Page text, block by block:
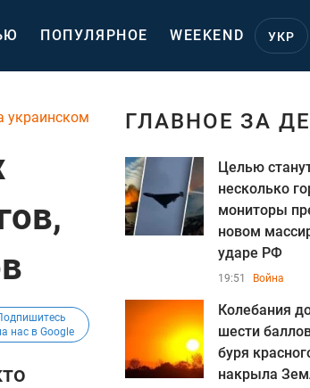
ПОПУЛЯРНОЕ WEEKEND УКР
украинском
нас в Google
ГЛАВНОЕ ЗА
Целью
несколько
мониторы
новом
ударе РФ
19:51 Война
Колебания
шести
буря
накрыла